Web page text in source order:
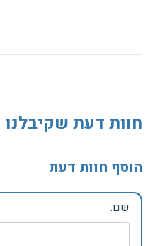
חוות דעת
הוסף חוות דעת
שם: